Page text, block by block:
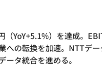
YoY+5.1%）を達成。
への転換を加速。NTTデ
タ統合を進める。